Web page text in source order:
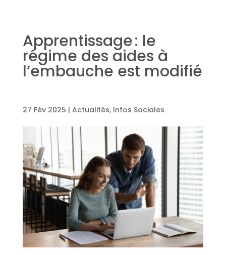
Apprentissage : le
régime des aides à
l’embauche est modifié
27 Fév 2025 | Actualités, Infos Sociales